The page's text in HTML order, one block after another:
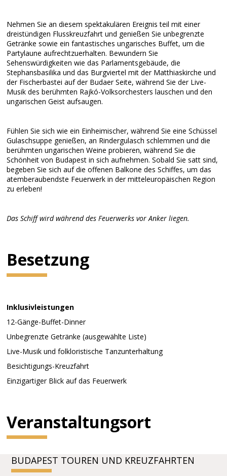
Nehmen Sie an diesem spektakulären Ereignis teil mit einer
dreistündigen Flusskreuzfahrt und genießen Sie unbegrenzte
Getränke sowie ein fantastisches ungarisches Buffet, um die
Partylaune aufrechtzuerhalten. Bewundern Sie
Sehenswürdigkeiten wie das Parlamentsgebäude, die
Stephansbasilika und das Burgviertel mit der Matthiaskirche und
der Fischerbastei auf der Budaer Seite, während Sie der Live-
Musik des berühmten Rajkó-Volksorchesters lauschen und den
ungarischen Geist aufsaugen.
Fühlen Sie sich wie ein Einheimischer, während Sie eine Schüssel
Gulaschsuppe genießen, an Rindergulasch schlemmen und die
berühmten ungarischen Weine probieren, während Sie die
Schönheit von Budapest in sich aufnehmen. Sobald Sie satt sind,
begeben Sie sich auf die offenen Balkone des Schiffes, um das
atemberaubendste Feuerwerk in der mitteleuropäischen Region
zu erleben!
Das Schiff wird während des Feuerwerks vor Anker liegen.
Besetzung
Inklusivleistungen
12-Gänge-Buffet-Dinner
Unbegrenzte Getränke (ausgewählte Liste)
Live-Musik und folkloristische Tanzunterhaltung
Besichtigungs-Kreuzfahrt
Einzigartiger Blick auf das Feuerwerk
Veranstaltungsort
BUDAPEST TOUREN UND KREUZFAHRTEN